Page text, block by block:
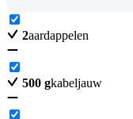
2aardappelen
500 gkabeljauw